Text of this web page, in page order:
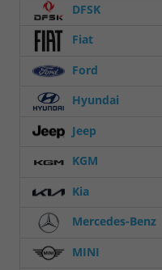
DFSK
Fiat
Ford
Hyundai
Jeep
KGM
Kia
Mercedes-Benz
MINI